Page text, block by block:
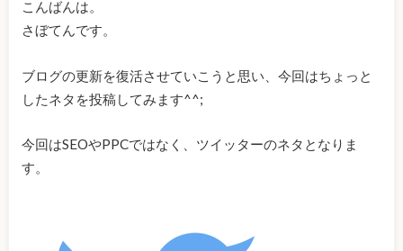
こんばんは。
さぼてんです。
ブログの更新を復活させていこうと思い、今回はちょっと
したネタを投稿してみます^^;
今回はSEOやPPCではなく、ツイッターのネタとなりま
す。